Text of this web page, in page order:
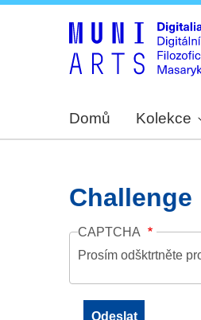
Domů Kolekce
Challenge
CAPTCHA
Prosím odšktrtněte